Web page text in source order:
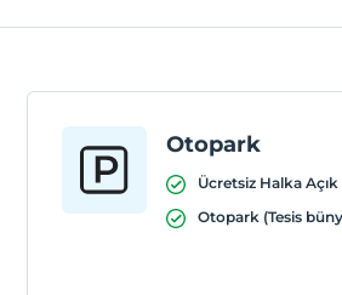
Otopark
Ücretsiz Halka
Otopark (Tesis